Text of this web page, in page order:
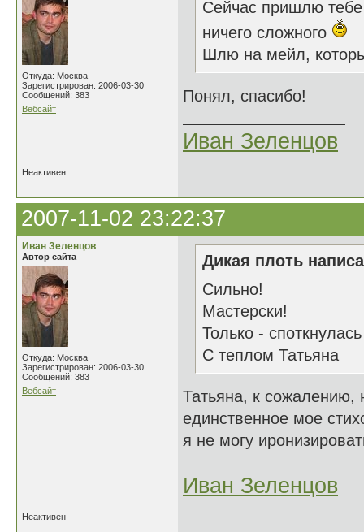
Откуда: Москва
Зарегистрирован: 2006-03-30
Сообщений: 383
Вебсайт
Сейчас пришлю
ничего сложного
Шлю на мейл,
Понял, спасибо!
Иван Зеленцов
Неактивен
2007-11-02 23:22:37
Иван Зеленцов
Автор сайта
Откуда: Москва
Зарегистрирован: 2006-03-30
Сообщений: 383
Вебсайт
Дикая плоть
Сильно!
Мастерски!
Только -
С теплом Татьяна
Татьяна, к сожалению,
единственное мое
я не могу
Иван Зеленцов
Неактивен